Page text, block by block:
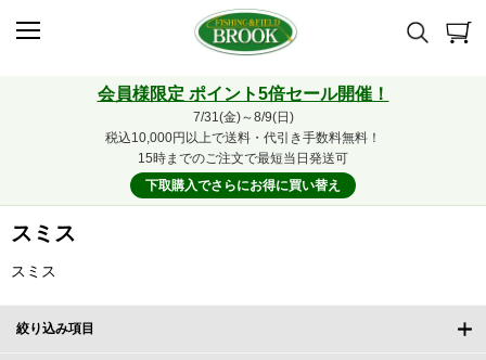
会員様限定 ポイント5倍セール開催！
7/31(金)～8/9(日)
税込10,000円以上で送料・代引き手数料無料！
15時までのご注文で最短当日発送可
下取購入でさらにお得に買い替え
スミス
スミス
絞り込み項目